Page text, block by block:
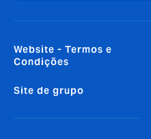
Website - Termos e
Condições
Site de grupo